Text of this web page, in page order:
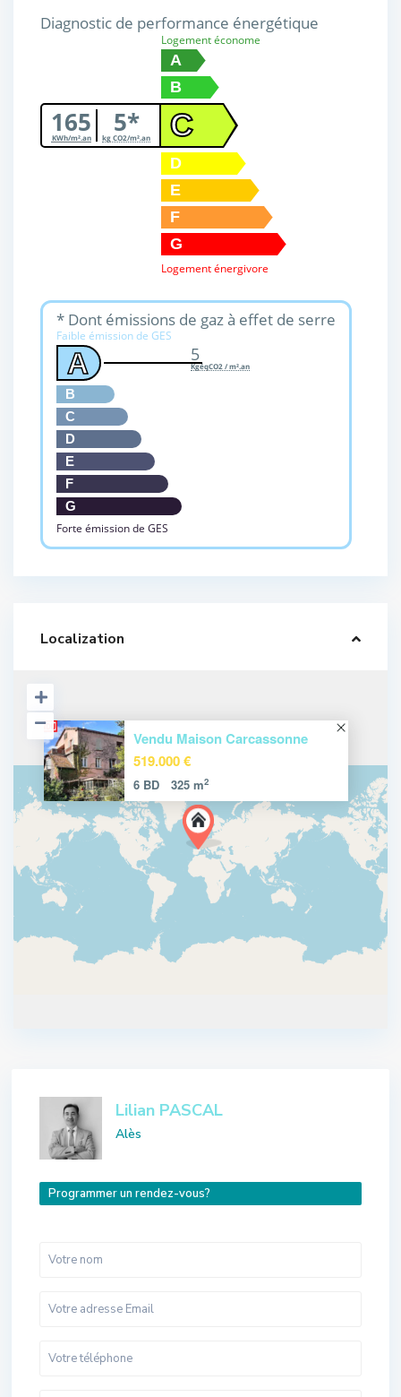
Diagnostic de performance énergétique
165
KWh/m².an 5*
kg CO2/m².an
Logement économe
A
B
C
D
E
F
G
Logement énergivore
* Dont émissions de gaz à effet de serre
Faible émission de GES
A
B
C
D
E
F
G
Forte émission de GES
5
KgéqCO2 / m².an
Localization
Vendu Maison Carcassonne
519.000 €
6 BD 325 m2
Lilian PASCAL
Alès
Programmer un rendez-vous?